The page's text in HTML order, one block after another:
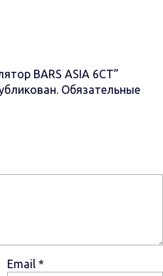
BARS ASIA 6CT”
Обязательные
Email *